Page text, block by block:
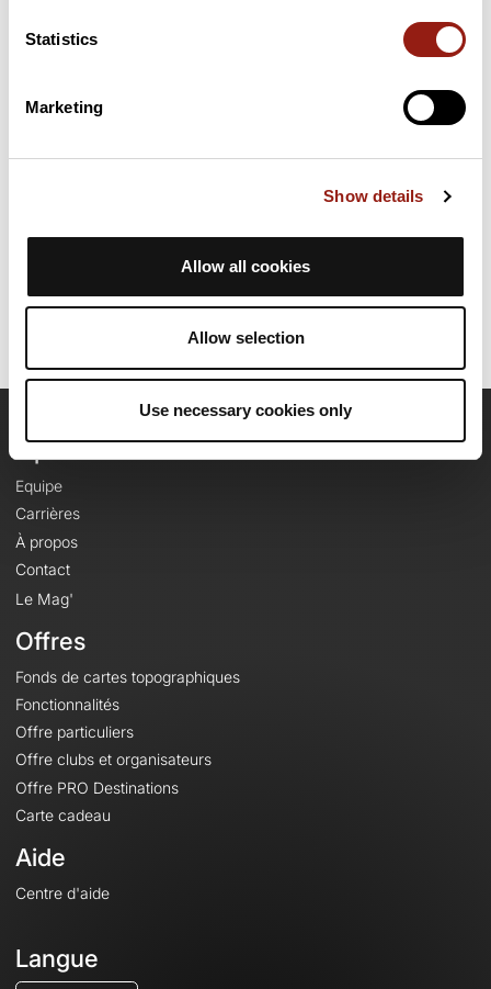
Statistics
Marketing
Show details
Allow all cookies
Allow selection
Use necessary cookies only
lavaltourisme
11 parcours
OpenRunner
Equipe
Carrières
À propos
Contact
Le Mag'
Offres
Fonds de cartes topographiques
Fonctionnalités
Offre particuliers
Offre clubs et organisateurs
Offre PRO Destinations
Carte cadeau
Aide
Centre d'aide
Langue